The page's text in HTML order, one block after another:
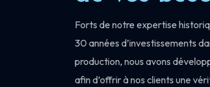
Forts de notre expertise
30 années d’investissements
production, nous avons
afin d’offrir à nos clients une